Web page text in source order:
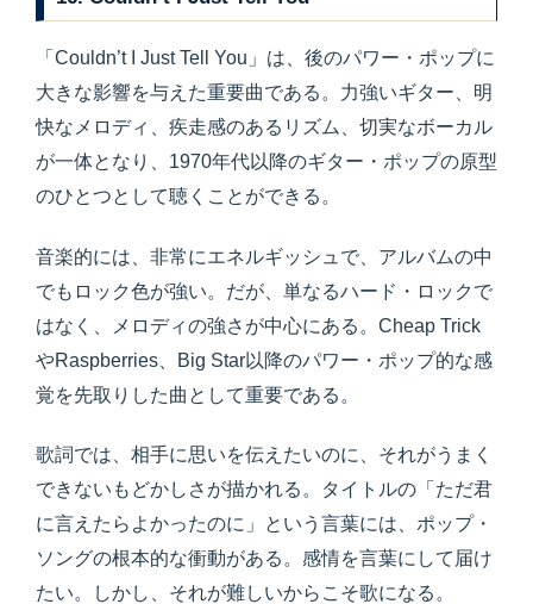
「Couldn’t I Just Tell You」は、後のパワー・ポップに
大きな影響を与えた重要曲である。力強いギター、明
快なメロディ、疾走感のあるリズム、切実なボーカル
が一体となり、1970年代以降のギター・ポップの原型
のひとつとして聴くことができる。
音楽的には、非常にエネルギッシュで、アルバムの中
でもロック色が強い。だが、単なるハード・ロックで
はなく、メロディの強さが中心にある。Cheap Trick
やRaspberries、Big Star以降のパワー・ポップ的な感
覚を先取りした曲として重要である。
歌詞では、相手に思いを伝えたいのに、それがうまく
できないもどかしさが描かれる。タイトルの「ただ君
に言えたらよかったのに」という言葉には、ポップ・
ソングの根本的な衝動がある。感情を言葉にして届け
たい。しかし、それが難しいからこそ歌になる。